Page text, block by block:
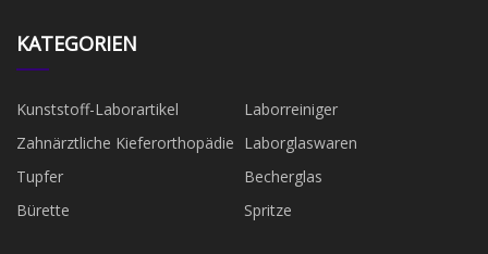
KATEGORIEN
Kunststoff-Laborartikel
Laborreiniger
Zahnärztliche Kieferorthopädie Laborglaswaren
Tupfer
Becherglas
Bürette
Spritze